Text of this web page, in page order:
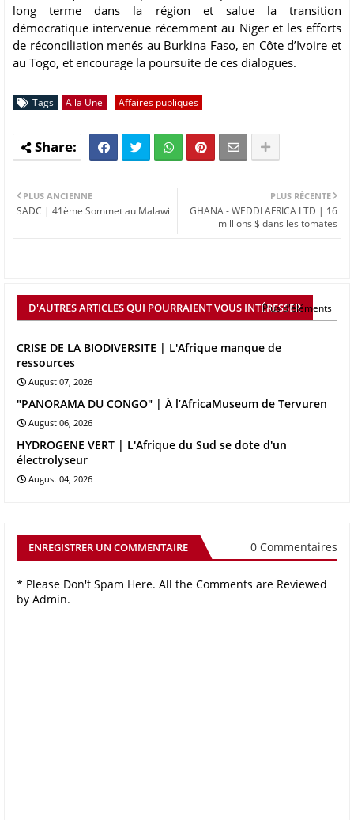
long terme dans la région et salue la transition
démocratique intervenue récemment au Niger et les efforts
de réconciliation menés au Burkina Faso, en Côte d’Ivoire et
au Togo, et encourage la poursuite de ces dialogues.
Tags A la Une Affaires publiques
PLUS RÉCENTE
GHANA - WEDDI AFRICA LTD | 16
millions $ dans les tomates
PLUS ANCIENNE
SADC | 41ème Sommet au Malawi
D'AUTRES ARTICLES QUI POURRAIENT VOUS INTÉRESSER
Plus d'éléments
CRISE DE LA BIODIVERSITE | L'Afrique manque de
ressources
August 07, 2026
"PANORAMA DU CONGO" | À l’AfricaMuseum de Tervuren
August 06, 2026
HYDROGENE VERT | L'Afrique du Sud se dote d'un
électrolyseur
August 04, 2026
ENREGISTRER UN COMMENTAIRE 0 Commentaires
* Please Don't Spam Here. All the Comments are Reviewed
by Admin.